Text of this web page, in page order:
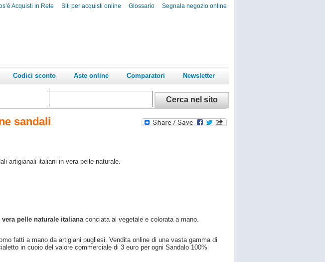
Segnala negozio online
Glossario
Siti per acquisti online
Acquisti in Rete
Codici sconto Aste online Comparatori Newsletter
sandali
artigianali italiani in vera pelle naturale.
pelle naturale italianaconciata al vegetale e colorata a mano.
fatti a mano da artigiani pugliesi. Vendita online di una vasta gamma di
in cuoio del valore commerciale di 3 euro per ogni Sandalo 100%